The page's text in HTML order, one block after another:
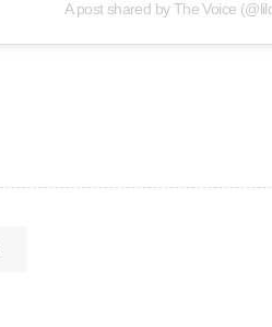
A post shared by The Voice